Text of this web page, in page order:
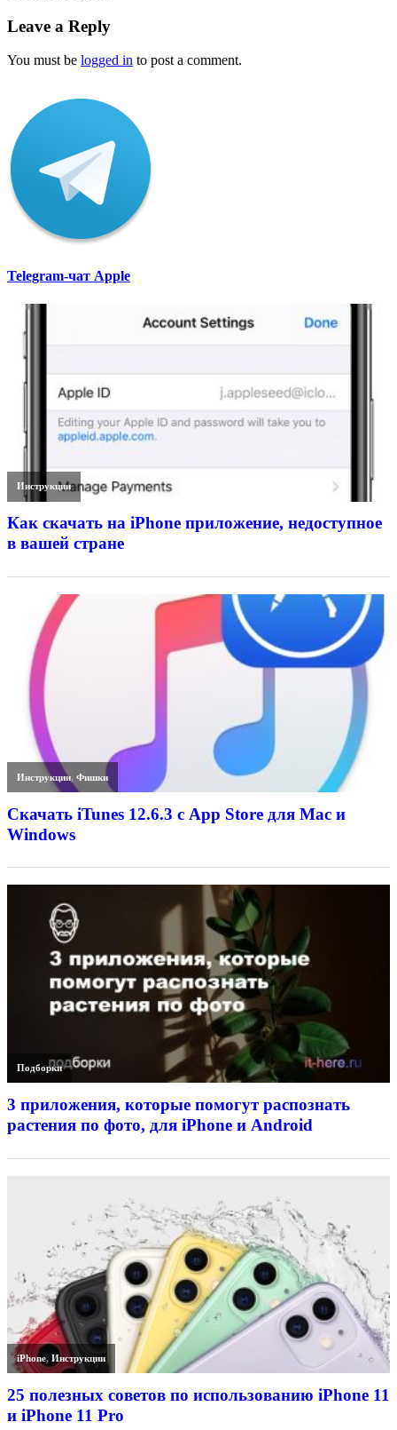
Leave a Reply
You must be logged in to post a comment.
Telegram-чат Apple
Инструкции
Как скачать на iPhone приложение, недоступное
в вашей стране
Инструкции,Фишки
Скачать iTunes 12.6.3 с App Store для Mac и
Windows
Подборки
3 приложения, которые помогут распознать
растения по фото, для iPhone и Android
iPhone,Инструкции
25 полезных советов по использованию iPhone 11
и iPhone 11 Pro